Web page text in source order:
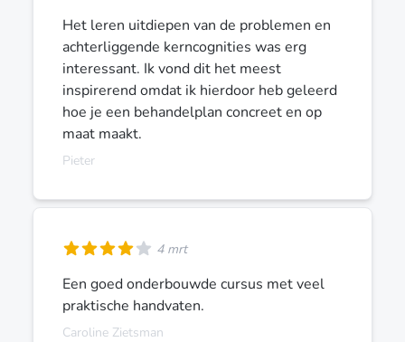
Het leren uitdiepen van de problemen en
achterliggende kerncognities was erg
interessant. Ik vond dit het meest
inspirerend omdat ik hierdoor heb geleerd
hoe je een behandelplan concreet en op
maat maakt.
Pieter
4 mrt
Een goed onderbouwde cursus met veel
praktische handvaten.
Caroline Zietsman